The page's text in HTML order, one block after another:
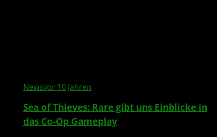
Newsvor 10 Jahren
Sea of Thieves: Rare gibt uns Einblicke in
das Co-Op Gameplay